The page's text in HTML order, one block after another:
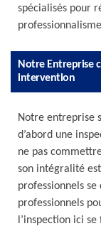
spécialisés pour
Notre Entreprise
intervention
Notre entreprise
d’abord une
ne pas
son intégralité
professionnels se
professionnels
l’inspection ici